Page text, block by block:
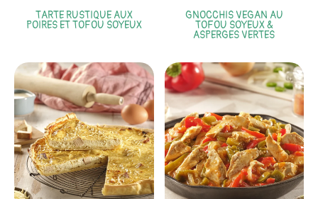
TARTE RUSTIQUE AUX
POIRES ET TOFOU SOYEUX
GNOCCHIS VEGAN AU
TOFOU SOYEUX &
ASPERGES VERTES